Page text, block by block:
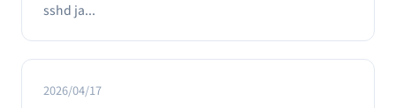
sshd ja...
2026/04/17